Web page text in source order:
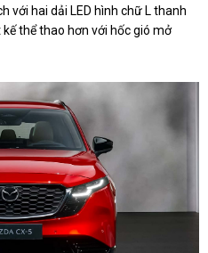
với hai dải LED hình chữ L thanh
thể thao hơn với hốc gió mở